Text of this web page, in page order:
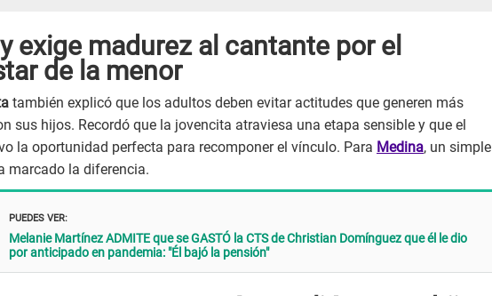
exige madurez al cantante por el
de la menor
también explicó que los adultos deben evitar actitudes que generen más
sus hijos. Recordó que la jovencita atraviesa una etapa sensible y que el
la oportunidad perfecta para recomponer el vínculo. Para Medina, un simple
marcado la diferencia.
PUEDES VER:
Melanie Martínez ADMITE que se GASTÓ la CTS de Christian Domínguez que él le dio
por anticipado en pandemia: "Él bajó la pensión"